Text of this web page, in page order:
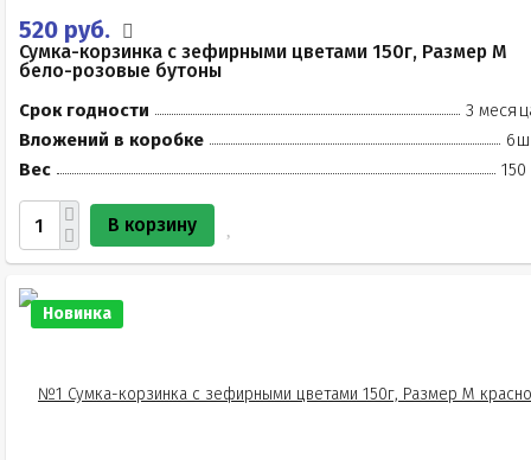
520 руб.
Сумка-корзинка с зефирными цветами 150г, Размер М
бело-розовые бутоны
Срок годности
3
Вложений в коробке
Вес
150
В корзину
Новинка